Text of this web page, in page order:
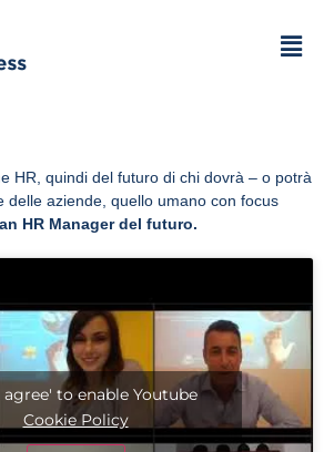
HR, quindi del futuro di chi dovrà – o potrà
delle aziende, quello umano con focus
HR Manager del futuro.
agree' to enable Youtube
Cookie Policy